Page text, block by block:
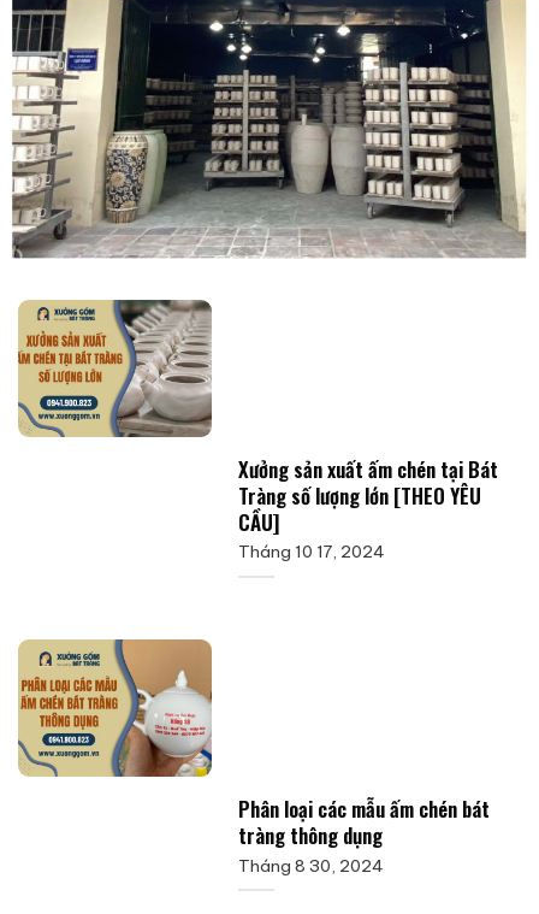
Xưởng sản xuất ấm chén tại Bát
Tràng số lượng lớn [THEO YÊU
CẦU]
Tháng 10 17, 2024
Phân loại các mẫu ấm chén bát
tràng thông dụng
Tháng 8 30, 2024